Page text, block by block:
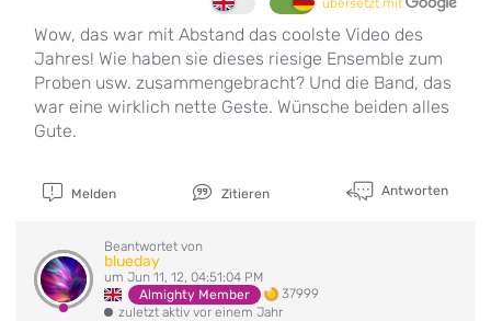
Wow, das war mit Abstand das coolste Video des
Jahres! Wie haben sie dieses riesige Ensemble zum
Proben usw. zusammengebracht? Und die Band, das
war eine wirklich nette Geste. Wünsche beiden alles
Gute.
Melden Zitieren Antworten
Beantwortet von
blueday
um Jun 11, 12, 04:51:04 PM
Almighty Member
37999
zuletzt aktiv vor einem Jahr